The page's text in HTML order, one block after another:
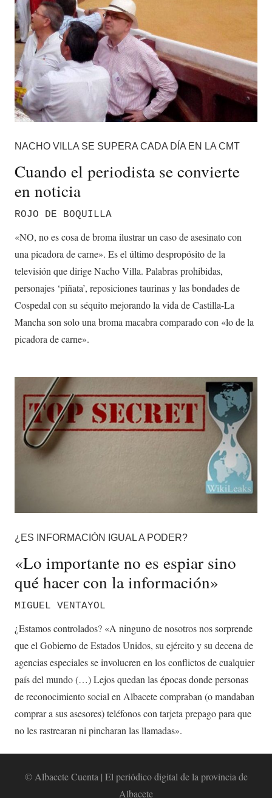
NACHO VILLA SE SUPERA CADA DÍA EN LA CMT
Cuando el periodista se convierte
en noticia
ROJO DE BOQUILLA
«NO, no es cosa de broma ilustrar un caso de asesinato con
una picadora de carne». Es el último despropósito de la
televisión que dirige Nacho Villa. Palabras prohibidas,
personajes ‘piñata’, reposiciones taurinas y las bondades de
Cospedal con su séquito mejorando la vida de Castilla-La
Mancha son solo una broma macabra comparado con «lo de la
picadora de carne».
¿ES INFORMACIÓN IGUAL A PODER?
«Lo importante no es espiar sino
qué hacer con la información»
MIGUEL VENTAYOL
¿Estamos controlados? «A ninguno de nosotros nos sorprende
que el Gobierno de Estados Unidos, su ejército y su decena de
agencias especiales se involucren en los conflictos de cualquier
país del mundo (…) Lejos quedan las épocas donde personas
de reconocimiento social en Albacete compraban (o mandaban
comprar a sus asesores) teléfonos con tarjeta prepago para que
no les rastrearan ni pincharan las llamadas».
© Albacete Cuenta | El periódico digital de la provincia de
Albacete